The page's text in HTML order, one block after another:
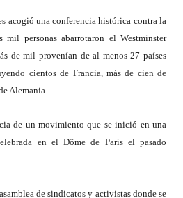
acogió una conferencia histórica contra la
personas abarrotaron el Westminster
de mil provenían de al menos 27 países
cientos de Francia, más de cien de
Alemania.
de un movimiento que se inició en una
en el Dôme de París el pasado
de sindicatos y activistas donde se